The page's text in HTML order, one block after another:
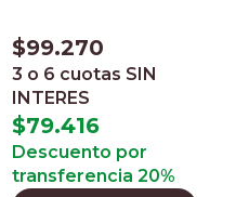
$99.270
3 o 6 cuotas SIN
INTERES
$79.416
Descuento por
transferencia 20%